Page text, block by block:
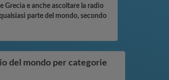
Grecia e anche ascoltare la radio
parte del mondo, secondo
del mondo per categorie